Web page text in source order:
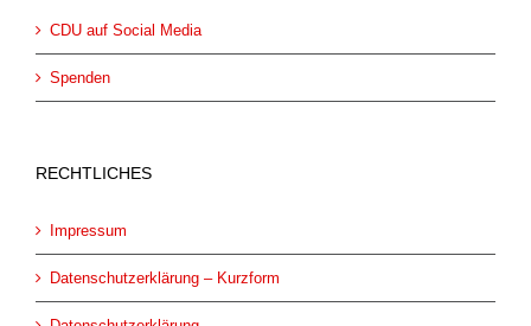
CDU auf Social Media
Spenden
RECHTLICHES
Impressum
Datenschutzerklärung – Kurzform